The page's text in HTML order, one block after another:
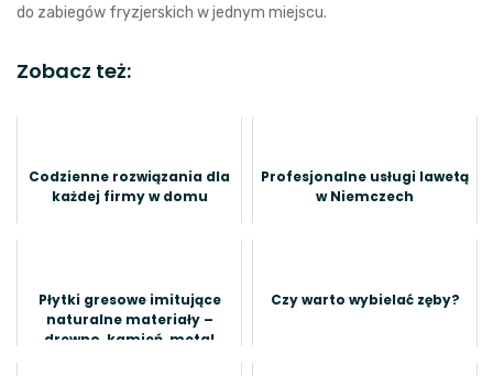
do zabiegów fryzjerskich w jednym miejscu.
Zobacz też:
Codzienne rozwiązania dla
każdej firmy w domu
Profesjonalne usługi lawetą
w Niemczech
Płytki gresowe imitujące
naturalne materiały –
drewno, kamień, metal
Czy warto wybielać zęby?